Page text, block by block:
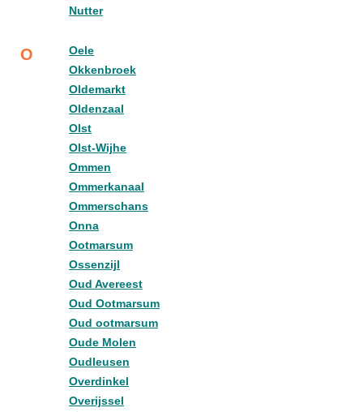
Nutter
O
Oele
Okkenbroek
Oldemarkt
Oldenzaal
Olst
Olst-Wijhe
Ommen
Ommerkanaal
Ommerschans
Onna
Ootmarsum
Ossenzijl
Oud Avereest
Oud Ootmarsum
Oud ootmarsum
Oude Molen
Oudleusen
Overdinkel
Overijssel